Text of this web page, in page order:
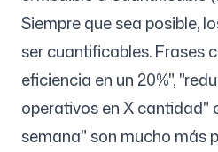
Siempre que sea posible,
ser cuantificables. Frases
eficiencia en un 20%",
operativos en X cantidad"
semana" son mucho más